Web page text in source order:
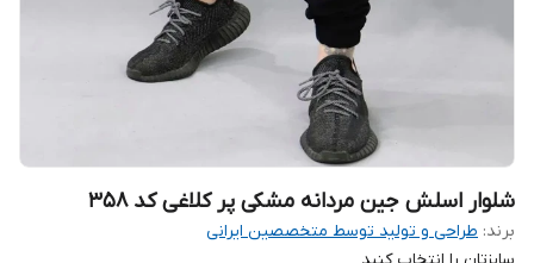
شلوار اسلش جین مردانه مشکی پر کلاغی کد 358
برند: طراحی و تولید توسط متخصصین ایرانی